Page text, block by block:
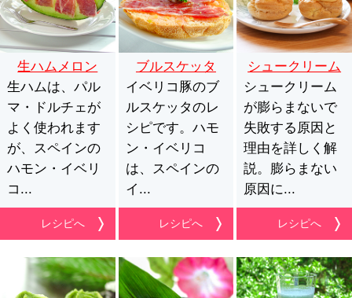
生ハムメロン
生ハムは、パル
マ・ドルチェが
よく使われます
が、スペインの
ハモン・イベリ
コ...
レシピへ
ブルスケッタ
イベリコ豚のブ
ルスケッタのレ
シピです。ハモ
ン・イベリコ
は、スペインの
イ...
レシピへ
シュークリーム
シュークリーム
が膨らまないで
失敗する原因と
理由を詳しく解
説。膨らまない
原因に...
レシピへ